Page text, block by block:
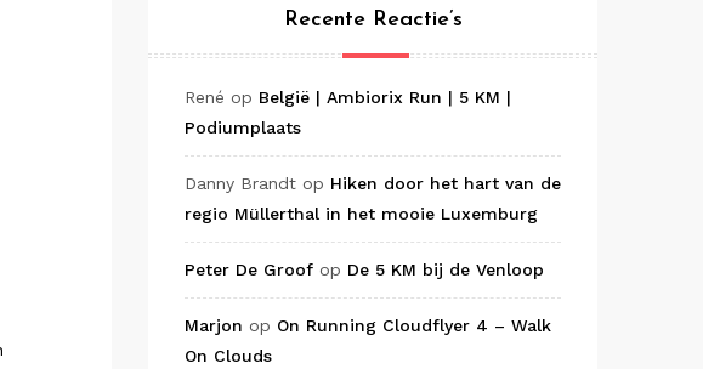
Recente Reactie’s
René op België | Ambiorix Run | 5 KM |
Podiumplaats
Danny Brandt op Hiken door het hart van de
regio Müllerthal in het mooie Luxemburg
Peter De Groof op De 5 KM bij de Venloop
Marjon op On Running Cloudflyer 4 – Walk
On Clouds